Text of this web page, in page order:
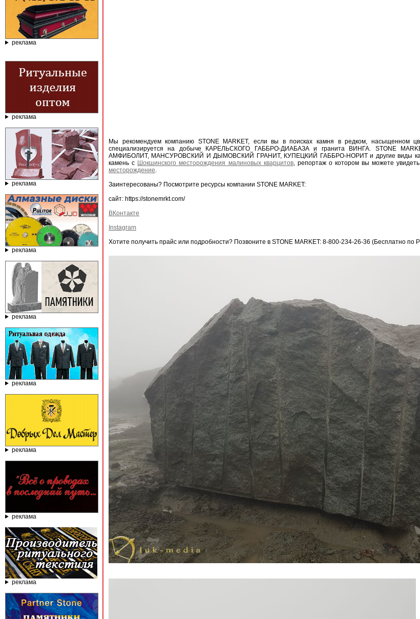
реклама
реклама
реклама
реклама
реклама
реклама
реклама
реклама
реклама
Мы рекомендуем компанию STONE MARKET, если вы в поисках камня в редком, насыщенном
специализируется на добыче КАРЕЛЬСКОГО ГАББРО-ДИАБАЗА и гранита ВИНГА. STONE
АМФИБОЛИТ, МАНСУРОВСКИЙ И ДЫМОВСКИЙ ГРАНИТ, КУПЕЦКИЙ ГАББРО-НОРИТ и другие виды
камень с Шокшинского месторождения малиновых кварцитов, репортаж о котором вы можете
месторождение.
Заинтересованы? Посмотрите ресурсы компании STONE MARKET:
сайт: https://stonemrkt.com/
ВКонтакте
Instagram
Хотите получить прайс или подробности? Позвоните в STONE MARKET: 8-800-234-26-36 (Бесплатно по